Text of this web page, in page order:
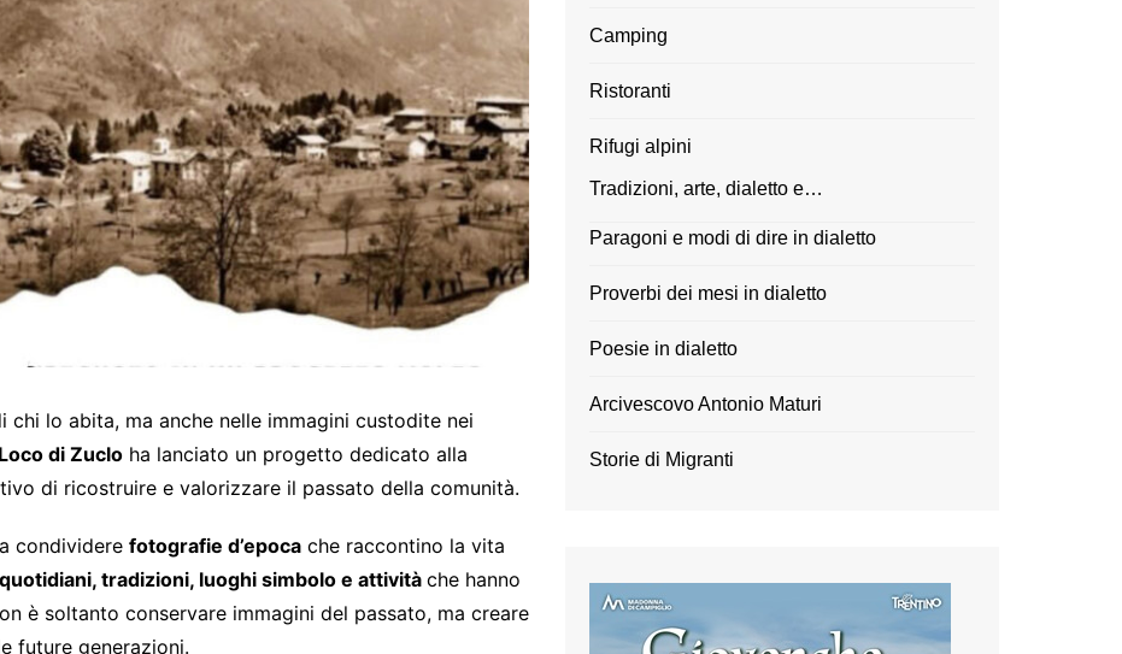
lo abita, ma anche nelle immagini custodite nei
di Zuclo ha lanciato un progetto dedicato alla
di ricostruire e valorizzare il passato della comunità.
condividere fotografie d’epoca che raccontino la vita
tradizioni, luoghi simbolo e attivitàche hanno
è soltanto conservare immagini del passato, ma creare
future generazioni.
Camping
Ristoranti
Rifugi alpini
Tradizioni, arte, dialetto e…
Paragoni e modi di dire in dialetto
Proverbi dei mesi in dialetto
Poesie in dialetto
Arcivescovo Antonio Maturi
Storie di Migranti